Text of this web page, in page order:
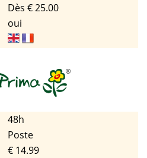
Dès € 25.00
oui
48h
Poste
€ 14.99